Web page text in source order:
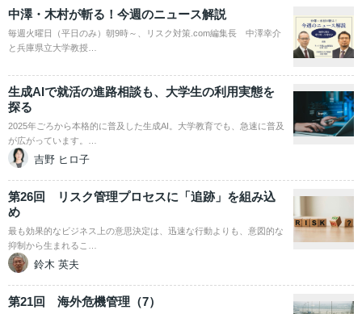
中澤・木村が斬る！今週のニュース解説
毎週火曜日（平日のみ）朝9時～、リスク対策.com編集長 中澤幸介
と兵庫県立大学教授…
生成AIで就活の進路相談も、大学生の利用実態を
探る
2025年ごろから本格的に普及した生成AI。大学教育でも、急速に普及
が広がっています。…
吉野 ヒロ子
第26回 リスク管理プロセスに「追跡」を組み込
め
最も効果的なビジネス上の意思決定は、迅速な行動よりも、意図的な
抑制から生まれるこ…
鈴木 英夫
第21回 海外危機管理（7）